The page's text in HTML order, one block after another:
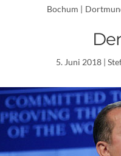
Bochum |
5. Juni 2018 |